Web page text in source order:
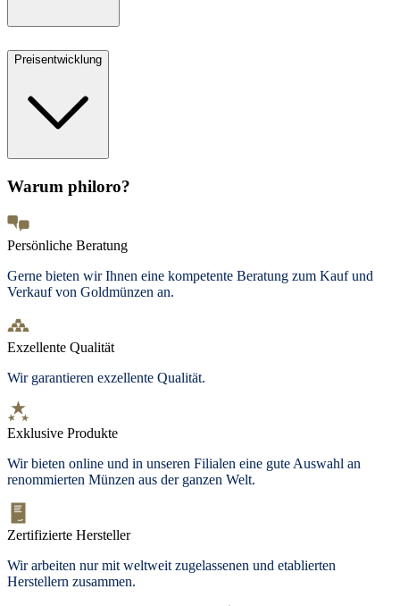
Preisentwicklung
Warum philoro?
Persönliche Beratung
Gerne bieten wir Ihnen eine kompetente Beratung zum Kauf und
Verkauf von Goldmünzen an.
Exzellente Qualität
Wir garantieren exzellente Qualität.
Exklusive Produkte
Wir bieten online und in unseren Filialen eine gute Auswahl an
renommierten Münzen aus der ganzen Welt.
Zertifizierte Hersteller
Wir arbeiten nur mit weltweit zugelassenen und etablierten
Herstellern zusammen.